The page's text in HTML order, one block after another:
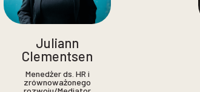
Juliann
Clementsen
Menedżer ds. HR i
zrównoważonego